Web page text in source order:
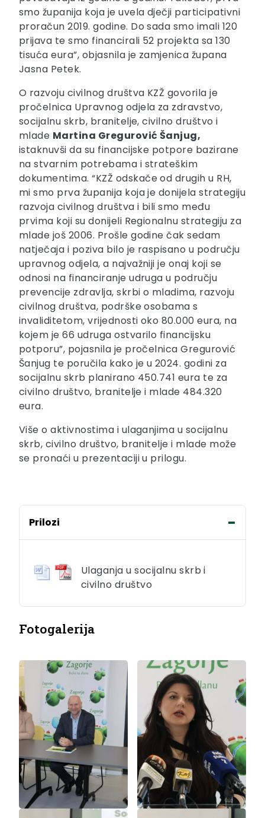
smo županija koja je uvela dječji participativni
proračun 2019. godine. Do sada smo imali 120
prijava te smo financirali 52 projekta sa 130
tisuća eura”, objasnila je zamjenica župana
Jasna Petek.
O razvoju civilnog društva KZŽ govorila je
pročelnica Upravnog odjela za zdravstvo,
socijalnu skrb, branitelje, civilno društvo i
mlade Martina Gregurović Šanjug,
istaknuvši da su financijske potpore bazirane
na stvarnim potrebama i strateškim
dokumentima. “KZŽ odskače od drugih u RH,
mi smo prva županija koja je donijela strategiju
razvoja civilnog društva i bili smo među
prvima koji su donijeli Regionalnu strategiju za
mlade još 2006. Prošle godine čak sedam
natječaja i poziva bilo je raspisano u području
upravnog odjela, a najvažniji je onaj koji se
odnosi na financiranje udruga u području
prevencije zdravlja, skrbi o mladima, razvoju
civilnog društva, podrške osobama s
invaliditetom, vrijednosti oko 80.000 eura, na
kojem je 66 udruga ostvarilo financijsku
potporu”, pojasnila je pročelnica Gregurović
Šanjug te poručila kako je u 2024. godini za
socijalnu skrb planirano 450.741 eura te za
civilno društvo, branitelje i mlade 484.320
eura.
Više o aktivnostima i ulaganjima u socijalnu
skrb, civilno društvo, branitelje i mlade može
se pronaći u prezentaciji u prilogu.
Prilozi
Ulaganja u socijalnu skrb i
civilno društvo
Fotogalerija